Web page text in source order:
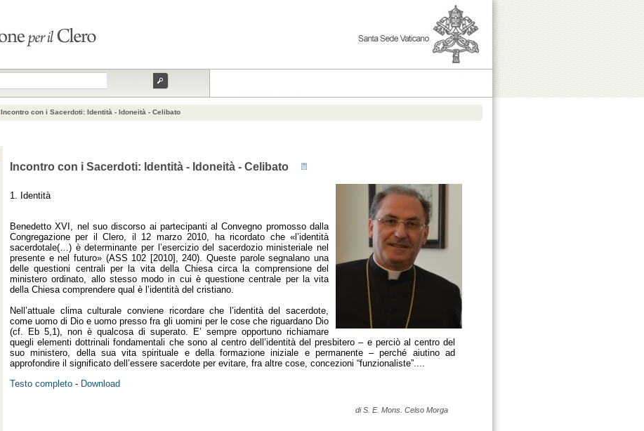
Incontro con i Sacerdoti: Identità - Idoneità - Celibato
Incontro con i Sacerdoti: Identità - Idoneità - Celibato
1. Identità
Benedetto XVI, nel suo discorso ai partecipanti al Convegno promosso dalla
Congregazione per il Clero, il 12 marzo 2010, ha ricordato che «l’identità
sacerdotale(…) è determinante per l’esercizio del sacerdozio ministeriale nel
presente e nel futuro» (ASS 102 [2010], 240). Queste parole segnalano una
delle questioni centrali per la vita della Chiesa circa la comprensione del
ministero ordinato, allo stesso modo in cui è questione centrale per la vita
della Chiesa comprendere qual è l’identità del cristiano.
Nell’attuale clima culturale conviene ricordare che l’identità del sacerdote,
come uomo di Dio e uomo presso fra gli uomini per le cose che riguardano Dio
(cf. Eb 5,1), non è qualcosa di superato. E’ sempre opportuno richiamare
quegli elementi dottrinali fondamentali che sono al centro dell’identità del presbitero – e perciò al centro del
suo ministero, della sua vita spirituale e della formazione iniziale e permanente – perché aiutino ad
approfondire il significato dell’essere sacerdote per evitare, fra altre cose, concezioni “funzionaliste”....
Testo completo - Download
di S. E. Mons. Celso Morga